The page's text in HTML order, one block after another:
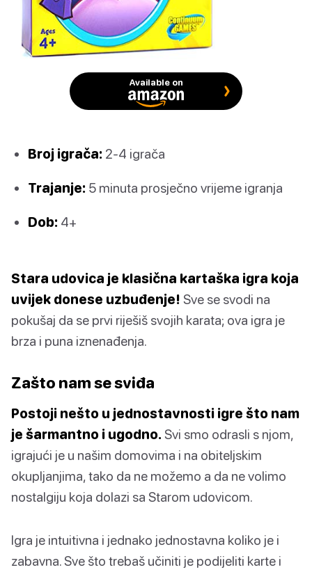
Available on
Broj igrača: 2-4 igrača
Trajanje: 5 minuta prosječno vrijeme igranja
Dob: 4+
Stara udovica je klasična kartaška igra koja
uvijek donese uzbuđenje! Sve se svodi na
pokušaj da se prvi riješiš svojih karata; ova igra je
brza i puna iznenađenja.
Zašto nam se sviđa
Postoji nešto u jednostavnosti igre što nam
je šarmantno i ugodno. Svi smo odrasli s njom,
igrajući je u našim domovima i na obiteljskim
okupljanjima, tako da ne možemo a da ne volimo
nostalgiju koja dolazi sa Starom udovicom.
Igra je intuitivna i jednako jednostavna koliko je i
zabavna. Sve što trebaš učiniti je podijeliti karte i